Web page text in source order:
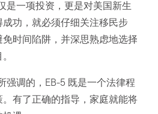
是一项投资，更是对美国新生
功，就必须仔细关注移民步
时间陷阱，并深思熟虑地选择
强调的，EB-5 既是一个法律程
有了正确的指导，家庭就能将